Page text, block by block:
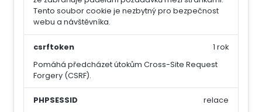
Tento soubor cookie je nezbytný pro bezpečnost
webu a návštěvníka.
csrftoken
Pomáhá předcházet útokům Cross-Site Request
Forgery (CSRF).
1 rok
PHPSESSID
relace